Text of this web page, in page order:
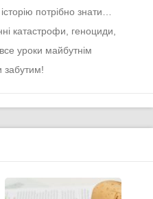
потрібно знати…
катастрофи, геноциди,
уроки майбутнім
забутим!